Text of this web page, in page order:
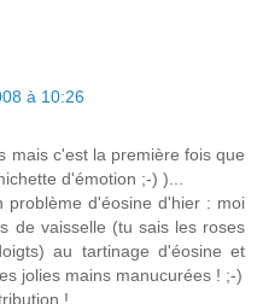
à 10:26
mais c'est la première fois que
d'émotion ;-) )...
problème d'éosine d'hier : moi
de vaisselle (tu sais les roses
au tartinage d'éosine et
jolies mains manucurées ! ;-)
!